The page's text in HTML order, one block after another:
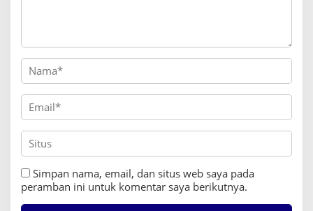
Simpan nama, email, dan situs web saya pada
peramban ini untuk komentar saya berikutnya.